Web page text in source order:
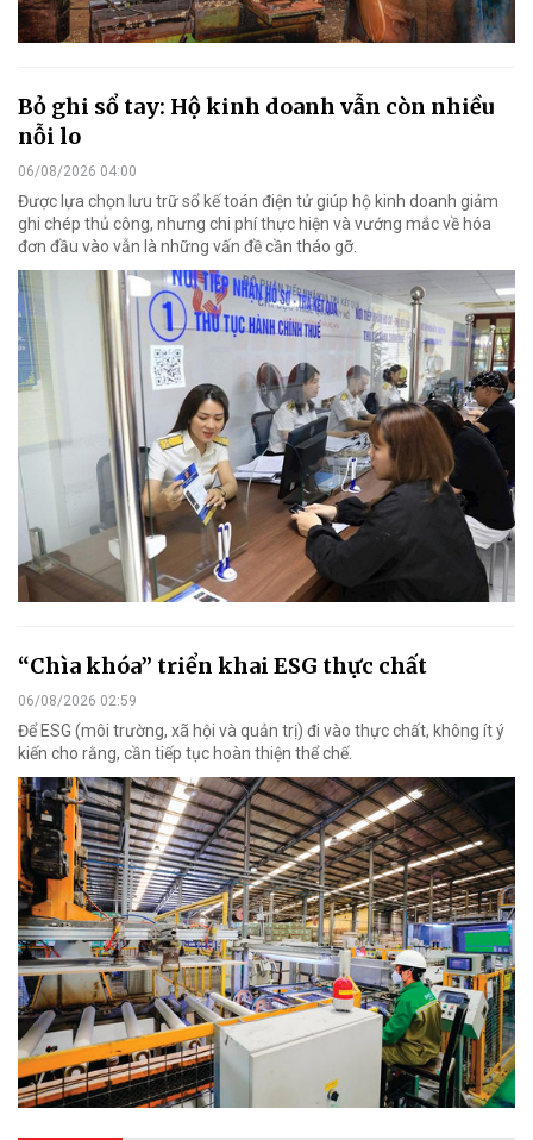
Bỏ ghi sổ tay: Hộ kinh doanh vẫn còn nhiều
nỗi lo
06/08/2026 04:00
Được lựa chọn lưu trữ sổ kế toán điện tử giúp hộ kinh doanh giảm
ghi chép thủ công, nhưng chi phí thực hiện và vướng mắc về hóa
đơn đầu vào vẫn là những vấn đề cần tháo gỡ.
“Chìa khóa” triển khai ESG thực chất
06/08/2026 02:59
Để ESG (môi trường, xã hội và quản trị) đi vào thực chất, không ít ý
kiến cho rằng, cần tiếp tục hoàn thiện thể chế.